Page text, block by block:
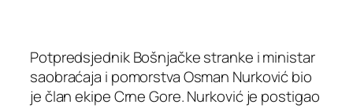
Potpredsjednik Bošnjačke stranke i ministar
saobraćaja i pomorstva Osman Nurković bio
je član ekipe Crne Gore. Nurković je postigao